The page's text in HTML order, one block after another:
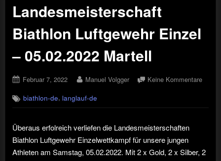
Landesmeisterschaft
Biathlon Luftgewehr Einzel
– 05.02.2022 Martell
Posted
Februar 7, 2022 By
Manuel Volgger Keine Kommentarezu
Martell
biathlon-de, langlauf-de
Überaus erfolreich verliefen die Landesmeisterschaften
Biathlon Luftgewehr Einzelwettkampf für unsere jungen
Athleten am Samstag, 05.02.2022. Mit 2 x Gold, 2 x Silber, 2